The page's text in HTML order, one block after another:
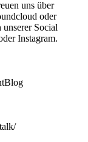
uns über
oder
Social
Instagram.